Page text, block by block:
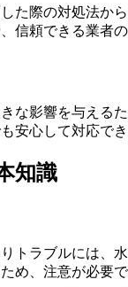
た際の対処法か
信頼できる業者
な影響を与える
安心して対応で
知識
トラブルには、
め、注意が必要